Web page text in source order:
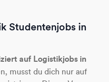
Studentenjobs in
auf Logistikjobs in
musst du dich nur auf